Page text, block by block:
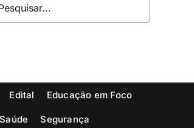
Edital Educação em Foco
Saúde Segurança